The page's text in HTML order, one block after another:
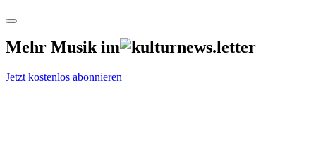
Mehr Musik im
Jetzt kostenlos abonnieren